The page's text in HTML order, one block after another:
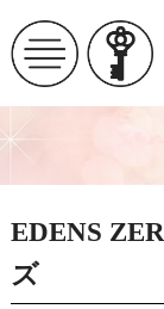
EDENS
ズ